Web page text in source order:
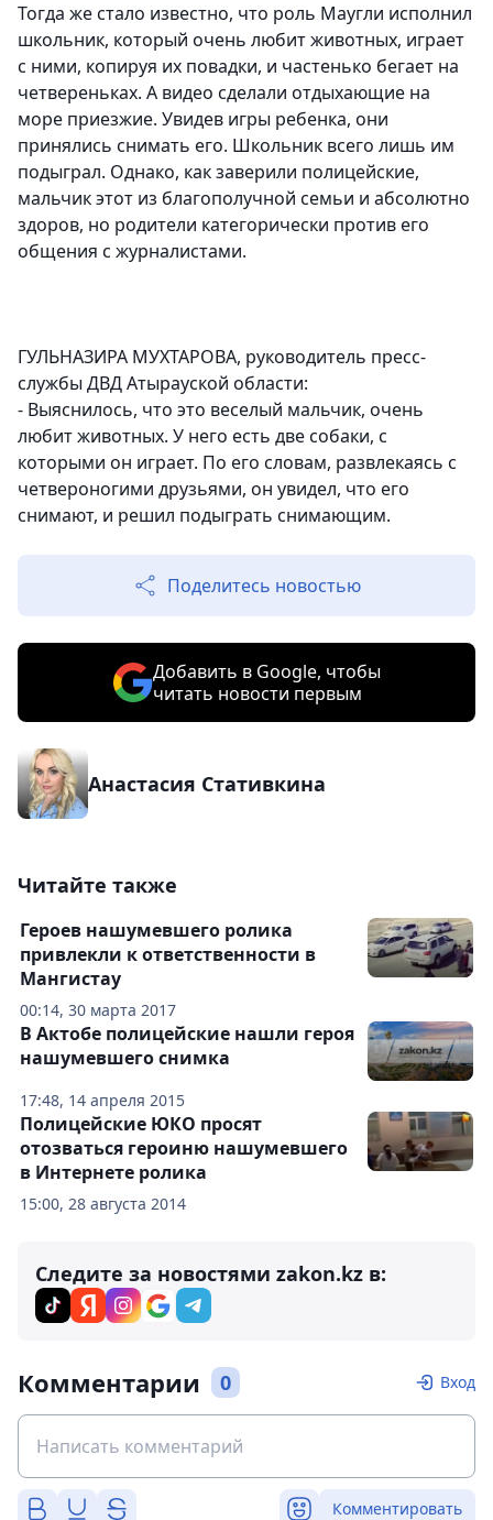
Тогда же стало известно, что роль Маугли исполнил
школьник, который очень любит животных, играет
с ними, копируя их повадки, и частенько бегает на
четвереньках. А видео сделали отдыхающие на
море приезжие. Увидев игры ребенка, они
принялись снимать его. Школьник всего лишь им
подыграл. Однако, как заверили полицейские,
мальчик этот из благополучной семьи и абсолютно
здоров, но родители категорически против его
общения с журналистами.
ГУЛЬНАЗИРА МУХТАРОВА, руководитель пресс-
службы ДВД Атырауской области:
- Выяснилось, что это веселый мальчик, очень
любит животных. У него есть две собаки, с
которыми он играет. По его словам, развлекаясь с
четвероногими друзьями, он увидел, что его
снимают, и решил подыграть снимающим.
Поделитесь новостью
Добавить в Google, чтобы
читать новости первым
Анастасия Стативкина
Читайте также
00:14, 30 марта 2017
Героев нашумевшего ролика
привлекли к ответственности в
Мангистау
17:48, 14 апреля 2015
В Актобе полицейские нашли героя
нашумевшего снимка
15:00, 28 августа 2014
Полицейские ЮКО просят
отозваться героиню нашумевшего
в Интернете ролика
Следите за новостями zakon.kz в:
Комментарии 0 Вход
Комментировать